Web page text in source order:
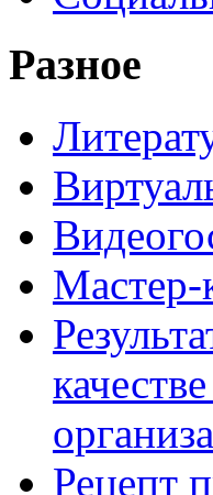
Разное
Мастер-
Рецепт